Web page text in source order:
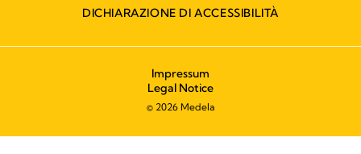
DICHIARAZIONE DI ACCESSIBILITÀ
Impressum
Legal Notice
© 2026 Medela